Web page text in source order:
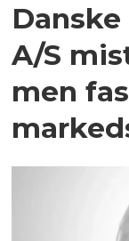
A/S
men